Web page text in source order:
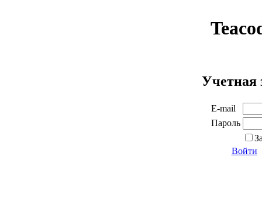
Учетная
E-mail
Пароль
Войти